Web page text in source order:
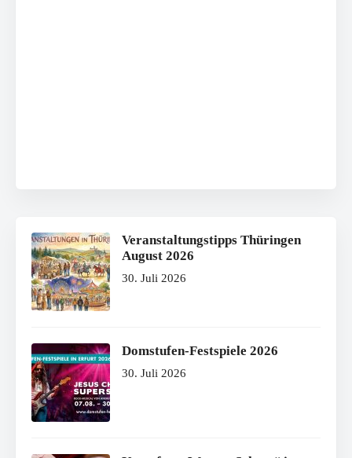
Veranstaltungstipps Thüringen
August 2026
30. Juli 2026
Domstufen-Festspiele 2026
30. Juli 2026